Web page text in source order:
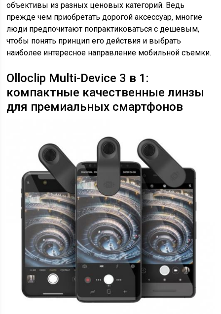
объективы из разных ценовых категорий. Ведь
прежде чем приобретать дорогой аксессуар, многие
люди предпочитают попрактиковаться с дешевым,
чтобы понять принцип его действия и выбрать
наиболее интересное направление мобильной съемки.
Olloclip Multi-Device 3 в 1:
компактные качественные линзы
для премиальных смартфонов